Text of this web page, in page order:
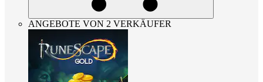
ANGEBOTE VON 2 VERKÄUFER